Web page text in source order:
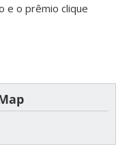
e o prêmio clique